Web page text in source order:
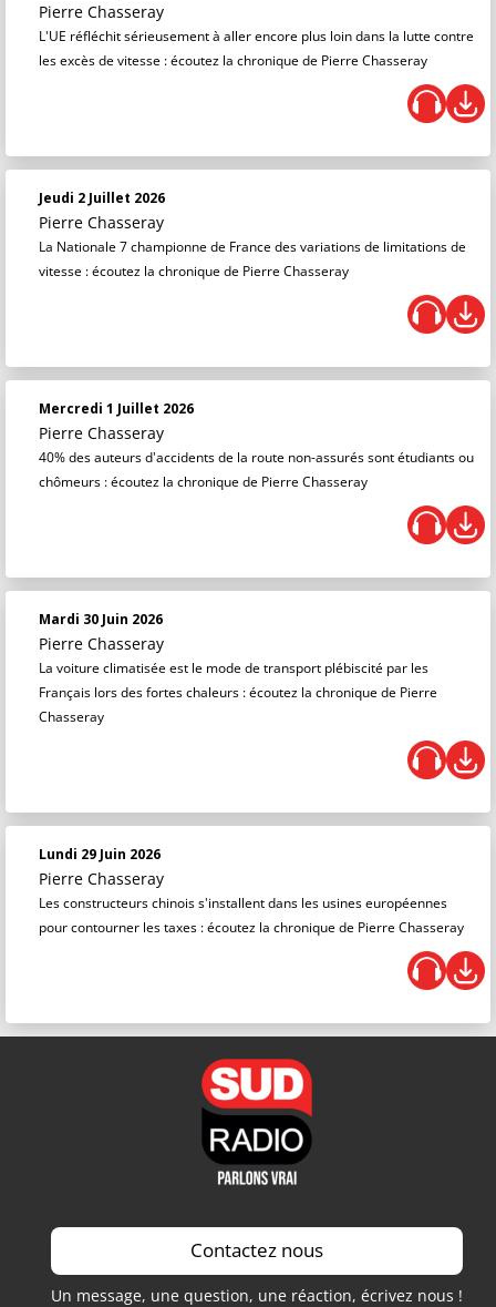
Pierre Chasseray
L'UE réfléchit sérieusement à aller encore plus loin dans la lutte contre
les excès de vitesse : écoutez la chronique de Pierre Chasseray
Jeudi 2 Juillet 2026
Pierre Chasseray
La Nationale 7 championne de France des variations de limitations de
vitesse : écoutez la chronique de Pierre Chasseray
Mercredi 1 Juillet 2026
Pierre Chasseray
40% des auteurs d'accidents de la route non-assurés sont étudiants ou
chômeurs : écoutez la chronique de Pierre Chasseray
Mardi 30 Juin 2026
Pierre Chasseray
La voiture climatisée est le mode de transport plébiscité par les
Français lors des fortes chaleurs : écoutez la chronique de Pierre
Chasseray
Lundi 29 Juin 2026
Pierre Chasseray
Les constructeurs chinois s'installent dans les usines européennes
pour contourner les taxes : écoutez la chronique de Pierre Chasseray
Contactez nous
Un message, une question, une réaction, écrivez nous !